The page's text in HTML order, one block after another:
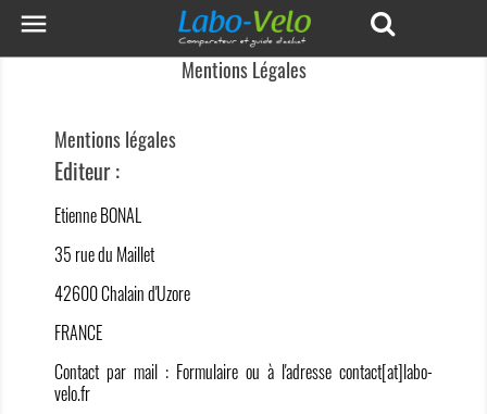

Mentions Légales
Mentions légales
Editeur :
Etienne BONAL
35 rue du Maillet
42600 Chalain d'Uzore
FRANCE
Contact par mail : Formulaire ou à l'adresse contact[at]labo-
velo.fr